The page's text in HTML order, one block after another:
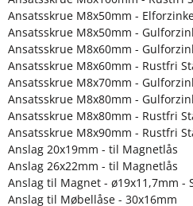
Ansatsskrue M8x50mm -
Ansatsskrue M8x50mm -
Ansatsskrue M8x60mm -
Ansatsskrue M8x60mm - Rustfri
Ansatsskrue M8x70mm -
Ansatsskrue M8x80mm -
Ansatsskrue M8x80mm - Rustfri
Ansatsskrue M8x90mm - Rustfri
Anslag 20x19mm - til Magnetlås
Anslag 26x22mm - til Magnetlås
Anslag til Magnet - ø19x11,7mm -
Anslag til Møbellåse - 30x16mm